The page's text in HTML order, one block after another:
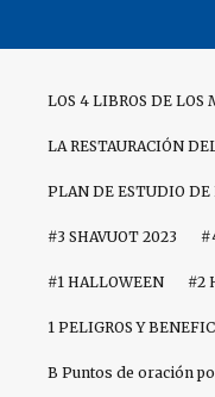
LOS 4 LIBROS DE LOS
LA RESTAURACIÓN
PLAN DE ESTUDIO DE
#3 SHAVUOT 2023
#1 HALLOWEEN #2
1 PELIGROS Y
B Puntos de oración